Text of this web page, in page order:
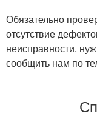
Обязательно
отсутствие
неисправности,
сообщить нам по